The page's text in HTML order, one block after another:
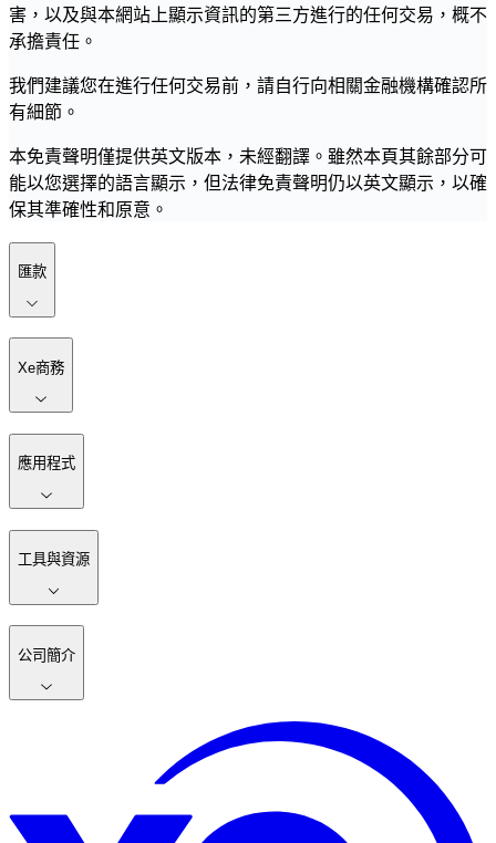
害，以及與本網站上顯示資訊的第三方進行的任何交易，概不
承擔責任。
我們建議您在進行任何交易前，請自行向相關金融機構確認所
有細節。
本免責聲明僅提供英文版本，未經翻譯。雖然本頁其餘部分可
能以您選擇的語言顯示，但法律免責聲明仍以英文顯示，以確
保其準確性和原意。
匯款
Xe商務
應用程式
工具與資源
公司簡介